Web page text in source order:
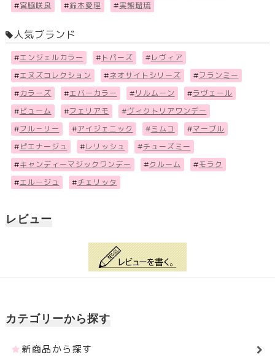
#宮脇咲良 #鈴木愛理 #実熊瑠琉
人気ブランド
#エンジェルカラー # トパーズ # レヴィア
#エヌズコレクション #ネオサイトシリーズ #フランミー
# カラーズ #エバーカラー # リルムーン #ラヴェール
# ビューム #フェリアモ #ヴィクトリアワンデー
#フル－リー #アイジェニック #ミムコ #マーブル
# ピエナージュ # レリッシュ #チューズミー
#キャンディーマジックワンデー #クルーム #モラク
#エルージュ #チェリッタ
レビュー
カテゴリーから探す
新商品から探す